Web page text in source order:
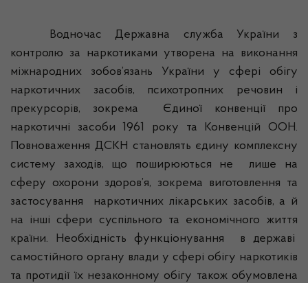
Водночас Державна служба України з
контролю за наркотиками утворена на виконання
міжнародних зобов’язань України у сфері обігу
наркотичних засобів, психотропних речовин і
прекурсорів, зокрема
Єдиної конвенції про
наркотичні засоби 1961 року та Конвенцій ООН.
Повноваження ДСКН становлять єдину комплексну
систему заходів, що поширюються не
лише на
сферу охорони здоров’я, зокрема виготовлення та
застосування
наркотичних лікарських засобів, а й
на інші сфери суспільного та економічного життя
країни. Необхідність функціонування
в державі
самостійного органу влади у сфері обігу наркотиків
та протидії їх незаконному обігу також обумовлена